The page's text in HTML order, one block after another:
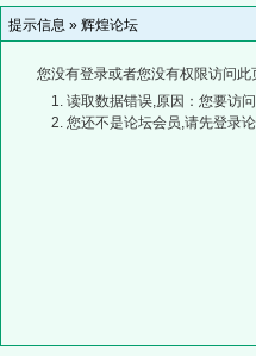
提示信息 » 辉煌论坛
您没有登录或者您没有权限访问
读取数据错误,原因：您要访
您还不是论坛会员,请先登录